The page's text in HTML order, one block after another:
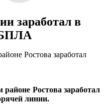
заработал в
БПЛА
Ростова заработал
Ростова заработал
линии.